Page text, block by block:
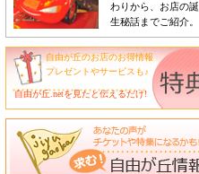
わりから、お店の誕
生秘話までご紹介。
自由が丘のお店のお得情報
プレゼントやサービスも♪
自由が丘.netを見たと伝えるだけ!